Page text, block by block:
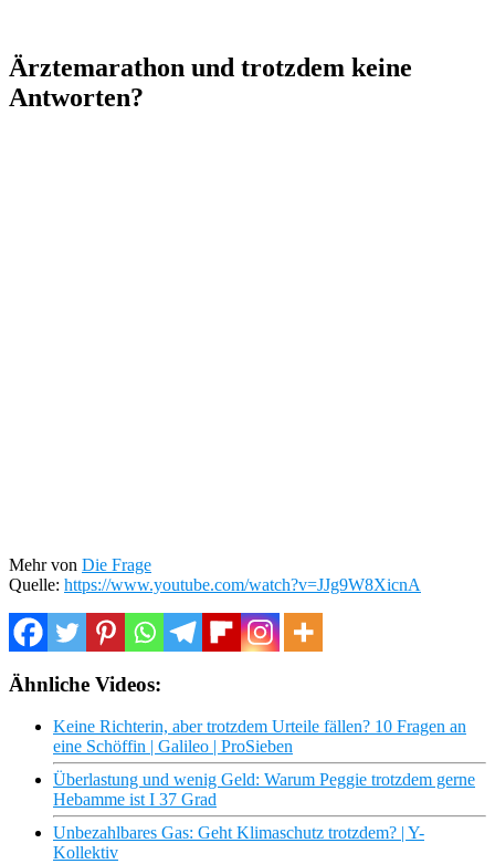
Ärztemarathon und trotzdem keine
Antworten?
Mehr von Die Frage
Quelle: https://www.youtube.com/watch?v=JJg9W8XicnA
Ähnliche Videos:
Keine Richterin, aber trotzdem Urteile fällen? 10 Fragen an
eine Schöffin | Galileo | ProSieben
Überlastung und wenig Geld: Warum Peggie trotzdem gerne
Hebamme ist I 37 Grad
Unbezahlbares Gas: Geht Klimaschutz trotzdem? | Y-
Kollektiv